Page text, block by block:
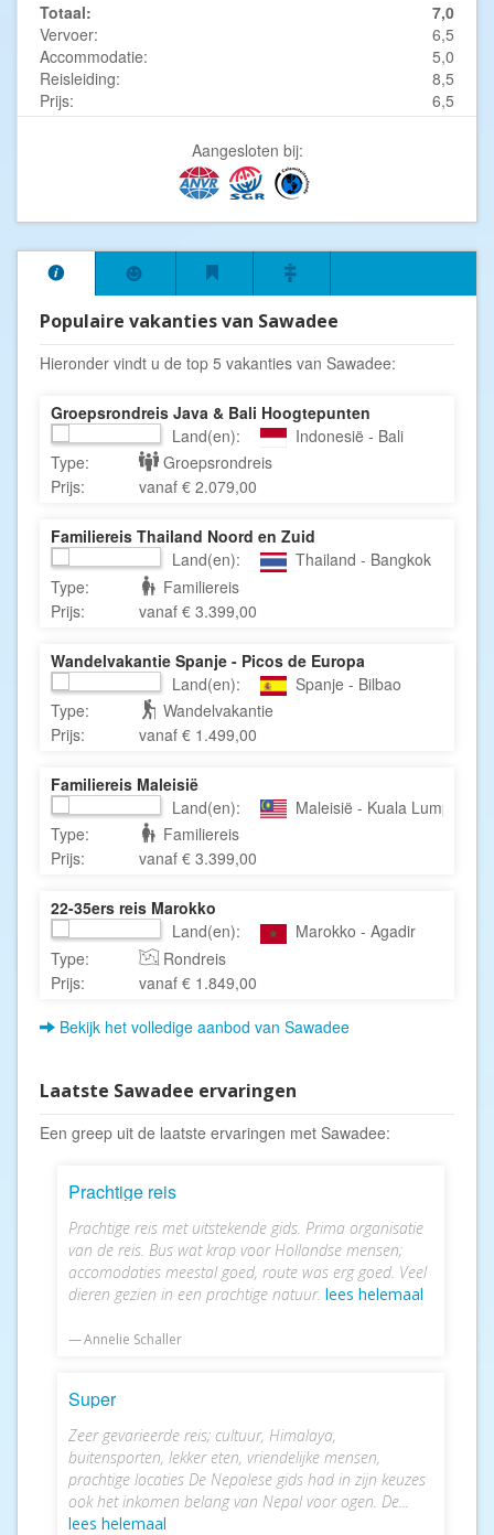
Totaal:
7,0
Vervoer:
6,5
Accommodatie:
5,0
Reisleiding:
8,5
Prijs:
6,5
Aangesloten bij:
Populaire vakanties van Sawadee
Hieronder vindt u de top 5 vakanties van Sawadee:
Groepsrondreis Java & Bali Hoogtepunten
Land(en):
Indonesië - Bali
Type:
Groepsrondreis
Prijs:
vanaf € 2.079,00
Familiereis Thailand Noord en Zuid
Land(en):
Thailand - Bangkok
Type:
Familiereis
Prijs:
vanaf € 3.399,00
Wandelvakantie Spanje - Picos de Europa
Land(en):
Spanje - Bilbao
Type:
Wandelvakantie
Prijs:
vanaf € 1.499,00
Familiereis Maleisië
Land(en):
Maleisië - Kuala Lumpur
Type:
Familiereis
Prijs:
vanaf € 3.399,00
22-35ers reis Marokko
Land(en):
Marokko - Agadir
Type:
Rondreis
Prijs:
vanaf € 1.849,00
Bekijk het volledige aanbod van Sawadee
Laatste Sawadee ervaringen
Een greep uit de laatste ervaringen met Sawadee:
Prachtige reis
Prachtige reis met uitstekende gids. Prima organisatie
van de reis. Bus wat krap voor Hollandse mensen;
accomodaties meestal goed, route was erg goed. Veel
dieren gezien in een prachtige natuur. lees helemaal
Annelie Schaller
Super
Zeer gevarieerde reis; cultuur, Himalaya,
buitensporten, lekker eten, vriendelijke mensen,
prachtige locaties De Nepalese gids had in zijn keuzes
ook het inkomen belang van Nepal voor ogen. De...
lees helemaal